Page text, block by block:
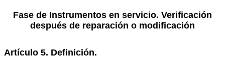
Fase de Instrumentos en servicio. Verificación
después de reparación o modificación
Artículo 5. Definición.